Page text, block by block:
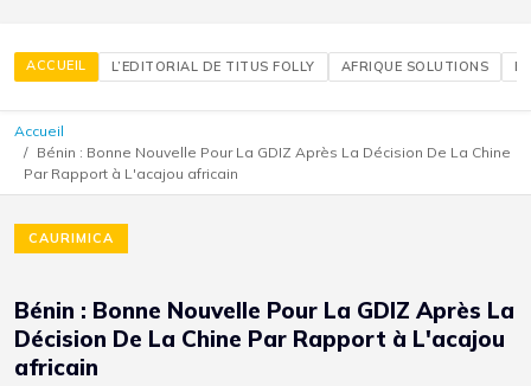
ACCUEIL L’EDITORIAL DE TITUS FOLLY AFRIQUE SOLUTIONS
Accueil
Bénin : Bonne Nouvelle Pour La GDIZ Après La Décision De La Chine
Par Rapport à L'acajou africain
CAURIMICA
Bénin : Bonne Nouvelle Pour La GDIZ Après La
Décision De La Chine Par Rapport à L'acajou
africain